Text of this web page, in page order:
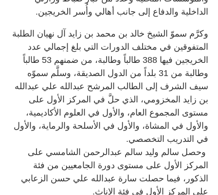
الداخلية والدفاع إلى جانب أهالي وأُسر الخريجين.
وكرَّم سموّ الشيخ خالد بن محمد بن زايد آل نهيان الطلبة
المتفوقين في مختلف الدورات التي بلغ إجمالي عدد
الخريجين فيها 388 طالباً وطالبة، من ضمنهم 53 طالباً
وطالبة من 31 بلداً من الدول الصديقة، وسلَّم سموّه
سيف الشرف إلى الطالب المرشح عبدالله علي عبدالله
بن زايد المخزومي، الذي حلَّ في المركز الأول على
مستوى المجموع العام، والأول في العلوم الأكاديمية،
والأول في المشاة، والأول في الأسلحة والرماية، والأول
في التدريب التخصصي.
وحصل سالم وليد سالم عبدالرحمن الشامسي على
المركز الأول على مستوى دورة الجامعيين من فئة
الذكور، فيما حصلت سارة عبدالله علي حسن الزعابي
على المركز الأول في فئة الإناث.